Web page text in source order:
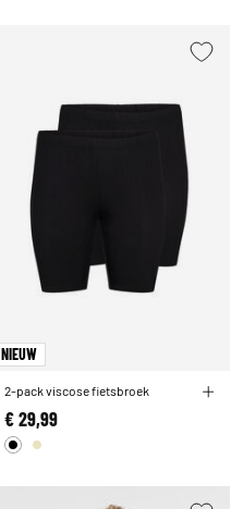
NIEUW
2-pack viscose fietsbroek
€ 29,99